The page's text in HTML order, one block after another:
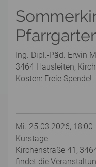
Ing. Dipl.-Päd. Erwin
3464 Hausleiten,
Kosten: Freie Spende!
Mi. 25.03.2026, 18:00
Kurstage
Kirchenstraße 41,
findet die